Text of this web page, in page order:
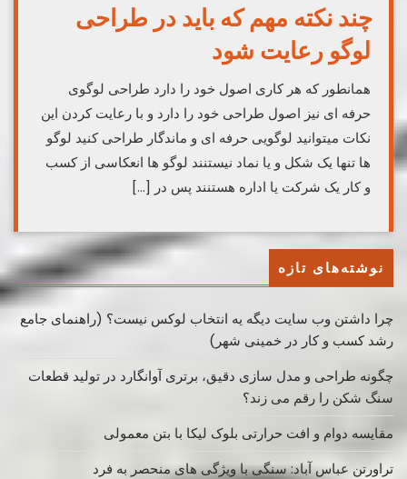
چند نکته مهم که باید در طراحی
لوگو رعایت شود
همانطور که هر کاری اصول خود را دارد طراحی لوگوی
حرفه ای نیز اصول طراحی خود را دارد و با رعایت کردن این
نکات میتوانید لوگویی حرفه ای و ماندگار طراحی کنید لوگو
ها تنها یک شکل و یا نماد نیستنند لوگو ها انعکاسی از کسب
و کار یک شرکت یا اداره هستنند پس در […]
نوشته‌های تازه
چرا داشتن وب سایت دیگه یه انتخاب لوکس نیست؟ (راهنمای جامع
رشد کسب ‌و کار در خمینی ‌شهر)
چگونه طراحی و مدل سازی دقیق، برتری آوانگارد در تولید قطعات
سنگ شکن را رقم می زند؟
مقایسه دوام و افت حرارتی بلوک لیکا با بتن معمولی
تراورتن عباس آباد: سنگی با ویژگی های منحصر به فرد